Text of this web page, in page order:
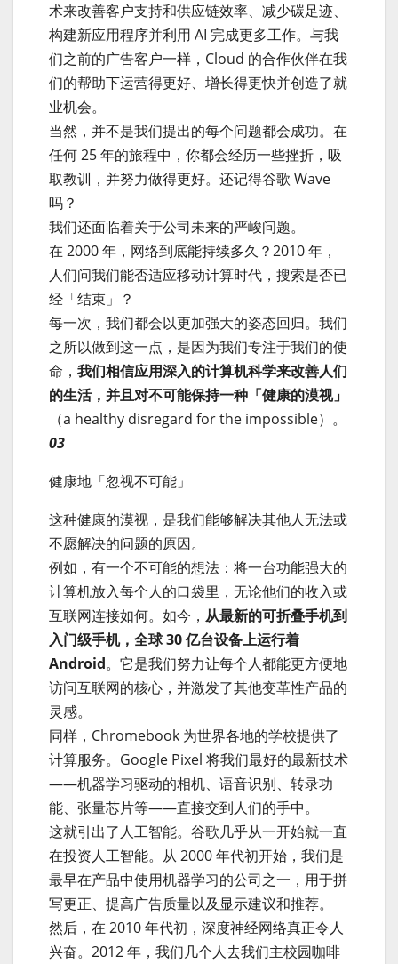
术来改善客户支持和供应链效率、减少碳足迹、
构建新应用程序并利用 AI 完成更多工作。与我
们之前的广告客户一样，Cloud 的合作伙伴在我
们的帮助下运营得更好、增长得更快并创造了就
业机会。
当然，并不是我们提出的每个问题都会成功。在
任何 25 年的旅程中，你都会经历一些挫折，吸
取教训，并努力做得更好。还记得谷歌 Wave
吗？
我们还面临着关于公司未来的严峻问题。
在 2000 年，网络到底能持续多久？2010 年，
人们问我们能否适应移动计算时代，搜索是否已
经「结束」？
每一次，我们都会以更加强大的姿态回归。我们
之所以做到这一点，是因为我们专注于我们的使
命， 我们相信应用深入的计算机科学来改善人们
的生活，并且对不可能保持一种「健康的漠视」
（a healthy disregard for the impossible）。
03
健康地「忽视不可能」
这种健康的漠视，是我们能够解决其他人无法或
不愿解决的问题的原因。
例如，有一个不可能的想法：将一台功能强大的
计算机放入每个人的口袋里，无论他们的收入或
互联网连接如何。如今， 从最新的可折叠手机到
入门级手机，全球 30 亿台设备上运行着
Android。它是我们努力让每个人都能更方便地
访问互联网的核心，并激发了其他变革性产品的
灵感。
同样，Chromebook 为世界各地的学校提供了
计算服务。Google Pixel 将我们最好的最新技术
——机器学习驱动的相机、语音识别、转录功
能、张量芯片等——直接交到人们的手中。
这就引出了人工智能。谷歌几乎从一开始就一直
在投资人工智能。从 2000 年代初开始，我们是
最早在产品中使用机器学习的公司之一，用于拼
写更正、提高广告质量以及显示建议和推荐。
然后，在 2010 年代初，深度神经网络真正令人
兴奋。2012 年，我们几个人去我们主校园咖啡